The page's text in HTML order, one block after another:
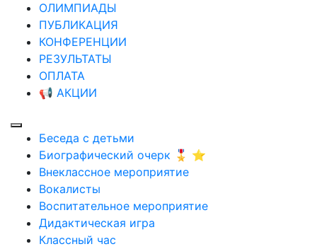
ОЛИМПИАДЫ
ПУБЛИКАЦИЯ
КОНФЕРЕНЦИИ
РЕЗУЛЬТАТЫ
ОПЛАТА
📢 АКЦИИ
Беседа с детьми
Биографический очерк 🎖️ ⭐
Внеклассное мероприятие
Вокалисты
Воспитательное мероприятие
Дидактическая игра
Классный час